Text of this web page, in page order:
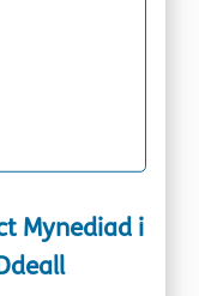
Mynediad i